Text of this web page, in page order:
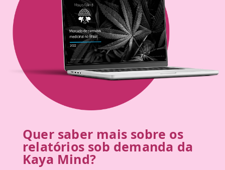
Quer saber mais sobre os
relatórios sob demanda da
Kaya Mind?